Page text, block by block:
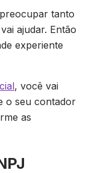
tanto
ajudar. Então
experiente
, você vai
o seu contador
as